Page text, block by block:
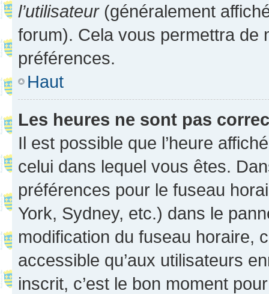
l’utilisateur(généralement
forum). Cela vous permettra de
préférences.
Haut
Les heures ne sont pas
Il est possible que l’heure
celui dans lequel vous êtes.
préférences pour le fuseau
York, Sydney, etc.) dans le
modification du fuseau horaire,
accessible qu’aux utilisateurs
inscrit, c’est le bon moment